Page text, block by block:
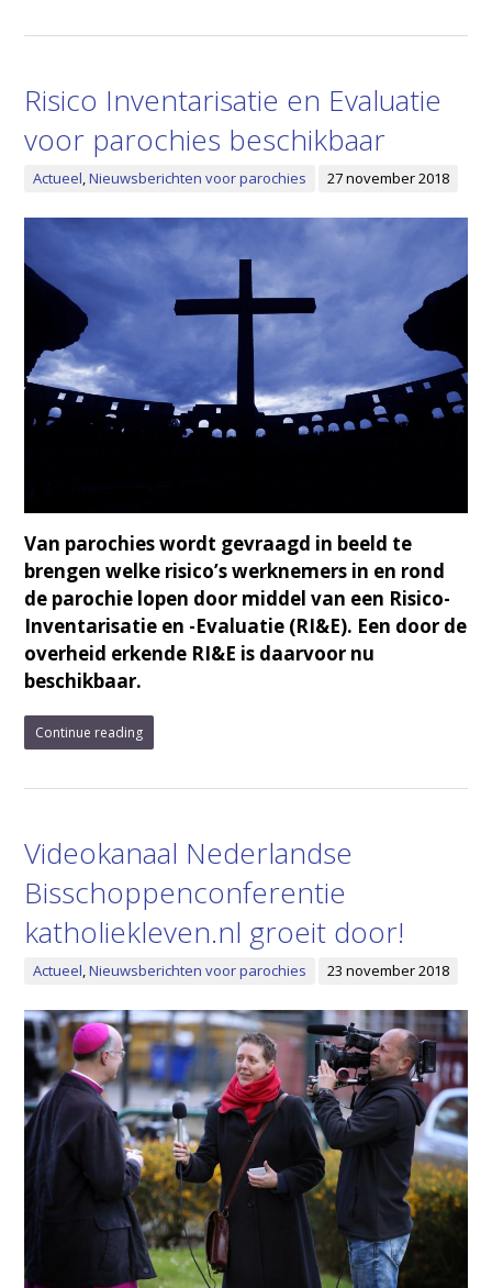
Risico Inventarisatie en Evaluatie
voor parochies beschikbaar
Actueel,Nieuwsberichten voor parochies 27 november 2018
Van parochies wordt gevraagd in beeld te
brengen welke risico’s werknemers in en rond
de parochie lopen door middel van een Risico-
Inventarisatie en -Evaluatie (RI&E). Een door de
overheid erkende RI&E is daarvoor nu
beschikbaar.
Continue reading
Videokanaal Nederlandse
Bisschoppenconferentie
katholiekleven.nl groeit door!
Actueel,Nieuwsberichten voor parochies 23 november 2018